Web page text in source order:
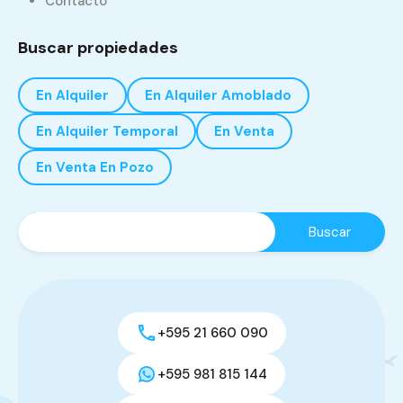
Buscar propiedades
En Alquiler
En Alquiler Amoblado
En Alquiler Temporal
En Venta
En Venta En Pozo
+595 21 660 090
+595 981 815 144